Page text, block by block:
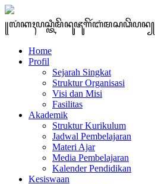
꧋ꦭꦁꦏꦃꦥꦱ꧀ꦠꦶꦩꦼꦤꦸꦗꦸꦒꦼꦂꦧꦁꦩꦱꦣꦼꦥꦤ꧀
Home
Profil
Sejarah Singkat
Struktur Organisasi
Visi dan Misi
Fasilitas
Akademik
Struktur Kurikulum
Jadwal Pembelajaran
Materi Ajar
Media Pembelajaran
Kalender Pendidikan
Kesiswaan